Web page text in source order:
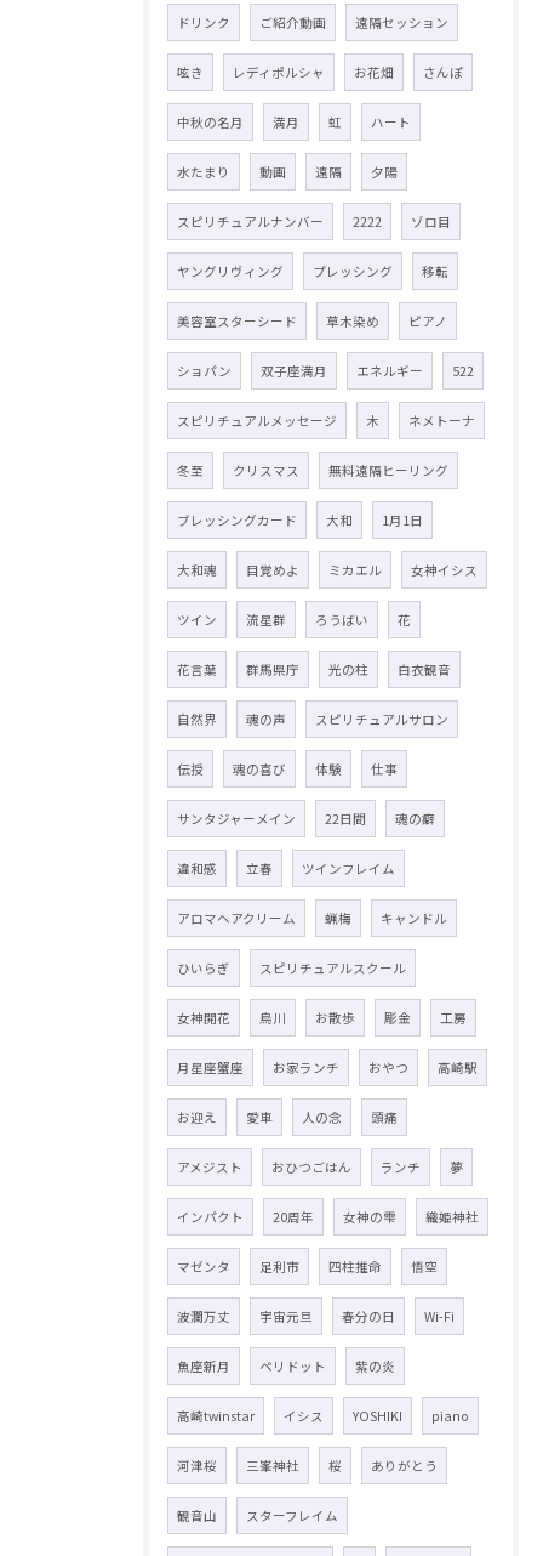
ドリンク ご紹介動画 遠隔セッション
呟き レディポルシャ お花畑 さんぽ
中秋の名月 満月 虹 ハート
水たまり 動画 遠隔 夕陽
スピリチュアルナンバー 2222 ゾロ目
ヤングリヴィング プレッシング 移転
美容室スターシード 草木染め ピアノ
ショパン 双子座満月 エネルギー 522
スピリチュアルメッセージ 木 ネメトーナ
冬至 クリスマス 無料遠隔ヒーリング
ブレッシングカード 大和 1月1日
大和魂 目覚めよ ミカエル 女神イシス
ツイン 流星群 ろうばい 花
花言葉 群馬県庁 光の柱 白衣観音
自然界 魂の声 スピリチュアルサロン
伝授 魂の喜び 体験 仕事
サンタジャーメイン 22日間 魂の癖
違和感 立春 ツインフレイム
アロマヘアクリーム 蝋梅 キャンドル
ひいらぎ スピリチュアルスクール
女神開花 烏川 お散歩 彫金 工房
月星座蟹座 お家ランチ おやつ 高崎駅
お迎え 愛車 人の念 頭痛
アメジスト おひつごはん ランチ 夢
インパクト 20周年 女神の雫 織姫神社
マゼンタ 足利市 四柱推命 悟空
波瀾万丈 宇宙元旦 春分の日 Wi-Fi
魚座新月 ペリドット 紫の炎
高崎twinstar イシス YOSHIKI piano
河津桜 三峯神社 桜 ありがとう
観音山 スターフレイム